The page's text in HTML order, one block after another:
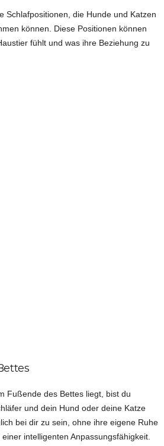
Schlafpositionen, die Hunde und Katzen
können. Diese Positionen können
fühlt und was ihre Beziehung zu
Fußende des Bettes liegt, bist du
und dein Hund oder deine Katze
bei dir zu sein, ohne ihre eigene Ruhe
intelligenten Anpassungsfähigkeit.